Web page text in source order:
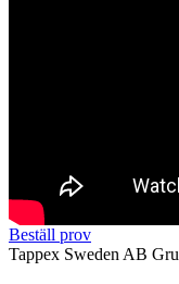
Beställ prov
Tappex Sweden AB